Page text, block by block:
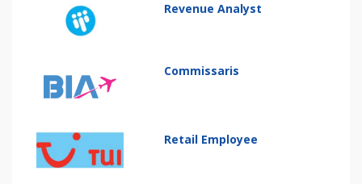
Revenue Analyst
Commissaris
Retail Employee